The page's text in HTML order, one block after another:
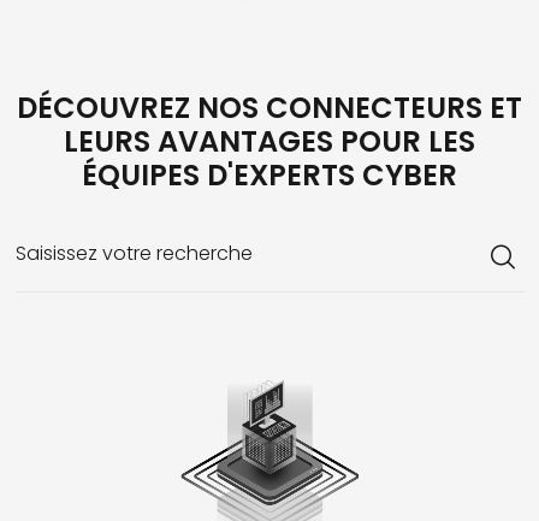
DÉCOUVREZ NOS CONNECTEURS ET
LEURS AVANTAGES POUR LES
ÉQUIPES D'EXPERTS CYBER
Saisissez votre recherche